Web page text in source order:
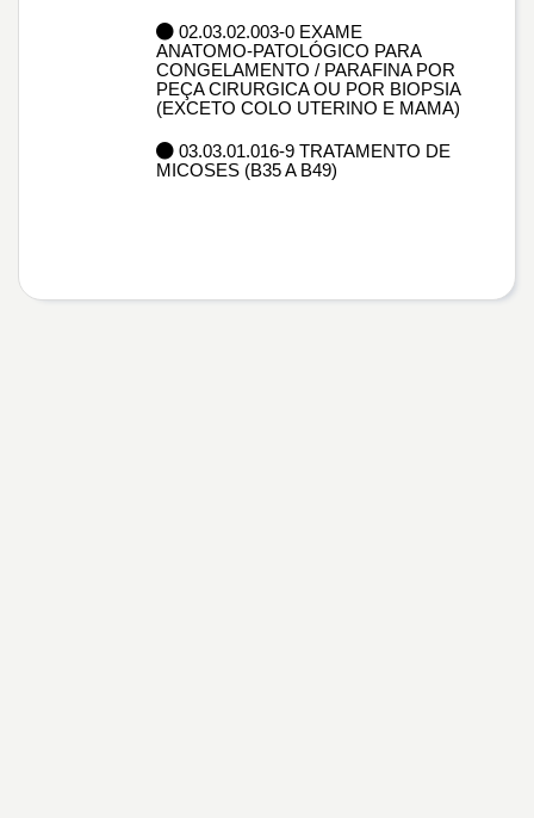
02.03.02.003-0 EXAME
ANATOMO-PATOLÓGICO PARA
CONGELAMENTO / PARAFINA POR
PEÇA CIRURGICA OU POR BIOPSIA
(EXCETO COLO UTERINO E MAMA)
03.03.01.016-9 TRATAMENTO DE
MICOSES (B35 A B49)